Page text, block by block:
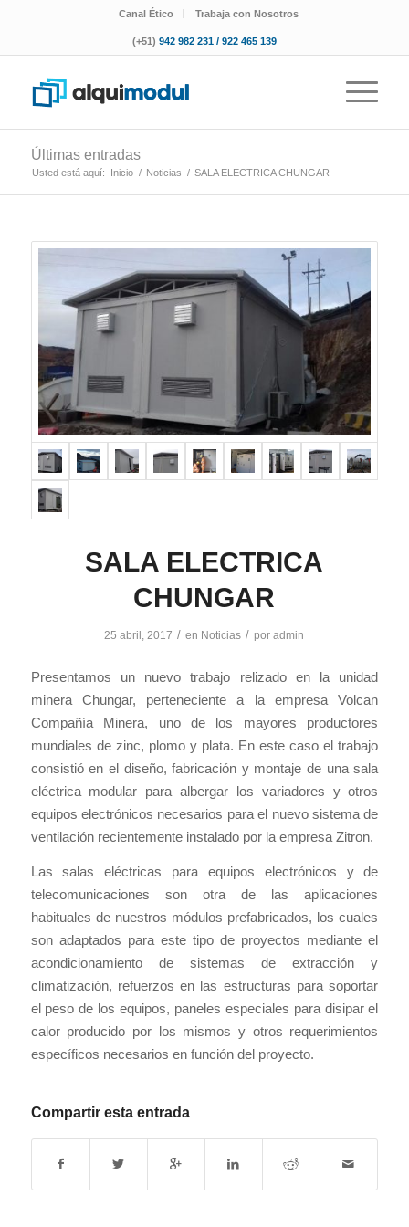
Canal Ético Trabaja con Nosotros
(+51) 942 982 231 / 922 465 139
Últimas entradas
Usted está aquí: Inicio / Noticias / SALA ELECTRICA CHUNGAR
SALA ELECTRICA
CHUNGAR
25 abril, 2017 / en Noticias / poradmin
Presentamos un nuevo trabajo relizado en la unidad
minera Chungar, perteneciente a la empresa Volcan
Compañía Minera, uno de los mayores productores
mundiales de zinc, plomo y plata. En este caso el trabajo
consistió en el diseño, fabricación y montaje de una sala
eléctrica modular para albergar los variadores y otros
equipos electrónicos necesarios para el nuevo sistema de
ventilación recientemente instalado por la empresa Zitron.
Las salas eléctricas para equipos electrónicos y de
telecomunicaciones son otra de las aplicaciones
habituales de nuestros módulos prefabricados, los cuales
son adaptados para este tipo de proyectos mediante el
acondicionamiento de sistemas de extracción y
climatización, refuerzos en las estructuras para soportar
el peso de los equipos, paneles especiales para disipar el
calor producido por los mismos y otros requerimientos
específicos necesarios en función del proyecto.
Compartir esta entrada